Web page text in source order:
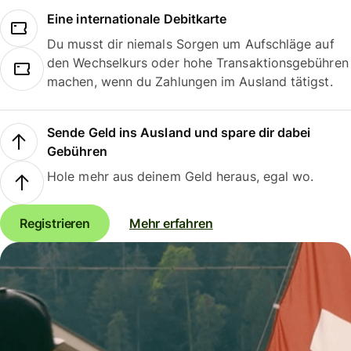
Eine internationale Debitkarte
Du musst dir niemals Sorgen um Aufschläge auf
den Wechselkurs oder hohe Transaktionsgebühren
machen, wenn du Zahlungen im Ausland tätigst.
Sende Geld ins Ausland und spare dir dabei
Gebühren
Hole mehr aus deinem Geld heraus, egal wo.
Registrieren Mehr erfahren